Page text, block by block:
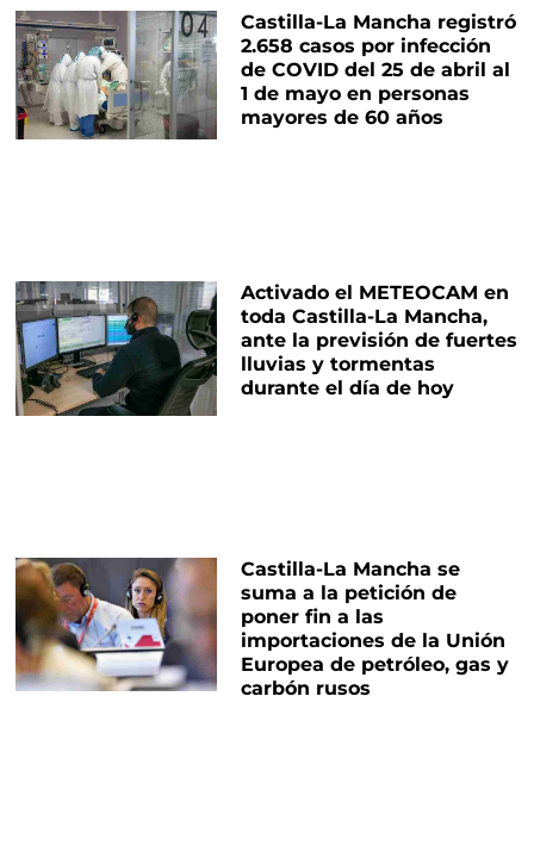
Castilla-La Mancha registró
2.658 casos por infección
de COVID del 25 de abril al
1 de mayo en personas
mayores de 60 años
Activado el METEOCAM en
toda Castilla-La Mancha,
ante la previsión de fuertes
lluvias y tormentas
durante el día de hoy
Castilla-La Mancha se
suma a la petición de
poner fin a las
importaciones de la Unión
Europea de petróleo, gas y
carbón rusos